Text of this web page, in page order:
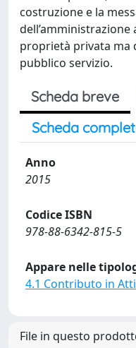
costruzione e la
dell’amministrazione
proprietà privata ma
pubblico servizio.
Scheda breve
Scheda
Anno
2015
Codice ISBN
978-88-6342-815-5
Appare nelle
4.1 Contributo in
File in questo